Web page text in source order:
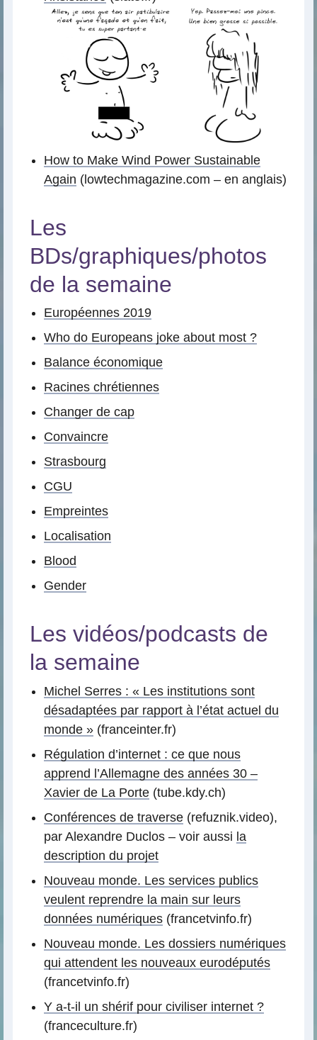
How to Make Wind Power Sustainable
Again (lowtechmagazine.com – en anglais)
Les
BDs/graphiques/photos
de la semaine
Européennes 2019
Who do Europeans joke about most ?
Balance économique
Racines chrétiennes
Changer de cap
Convaincre
Strasbourg
CGU
Empreintes
Localisation
Blood
Gender
Les vidéos/podcasts de
la semaine
Michel Serres : « Les institutions sont
désadaptées par rapport à l’état actuel du
monde » (franceinter.fr)
Régulation d’internet : ce que nous
apprend l’Allemagne des années 30 –
Xavier de La Porte (tube.kdy.ch)
Conférences de traverse (refuznik.video),
par Alexandre Duclos – voir aussi la
description du projet
Nouveau monde. Les services publics
veulent reprendre la main sur leurs
données numériques (francetvinfo.fr)
Nouveau monde. Les dossiers numériques
qui attendent les nouveaux eurodéputés
(francetvinfo.fr)
Y a-t-il un shérif pour civiliser internet ?
(franceculture.fr)